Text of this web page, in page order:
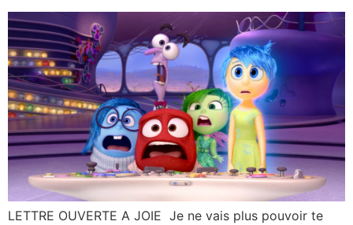
LETTRE OUVERTE A JOIE Je ne vais plus pouvoir te